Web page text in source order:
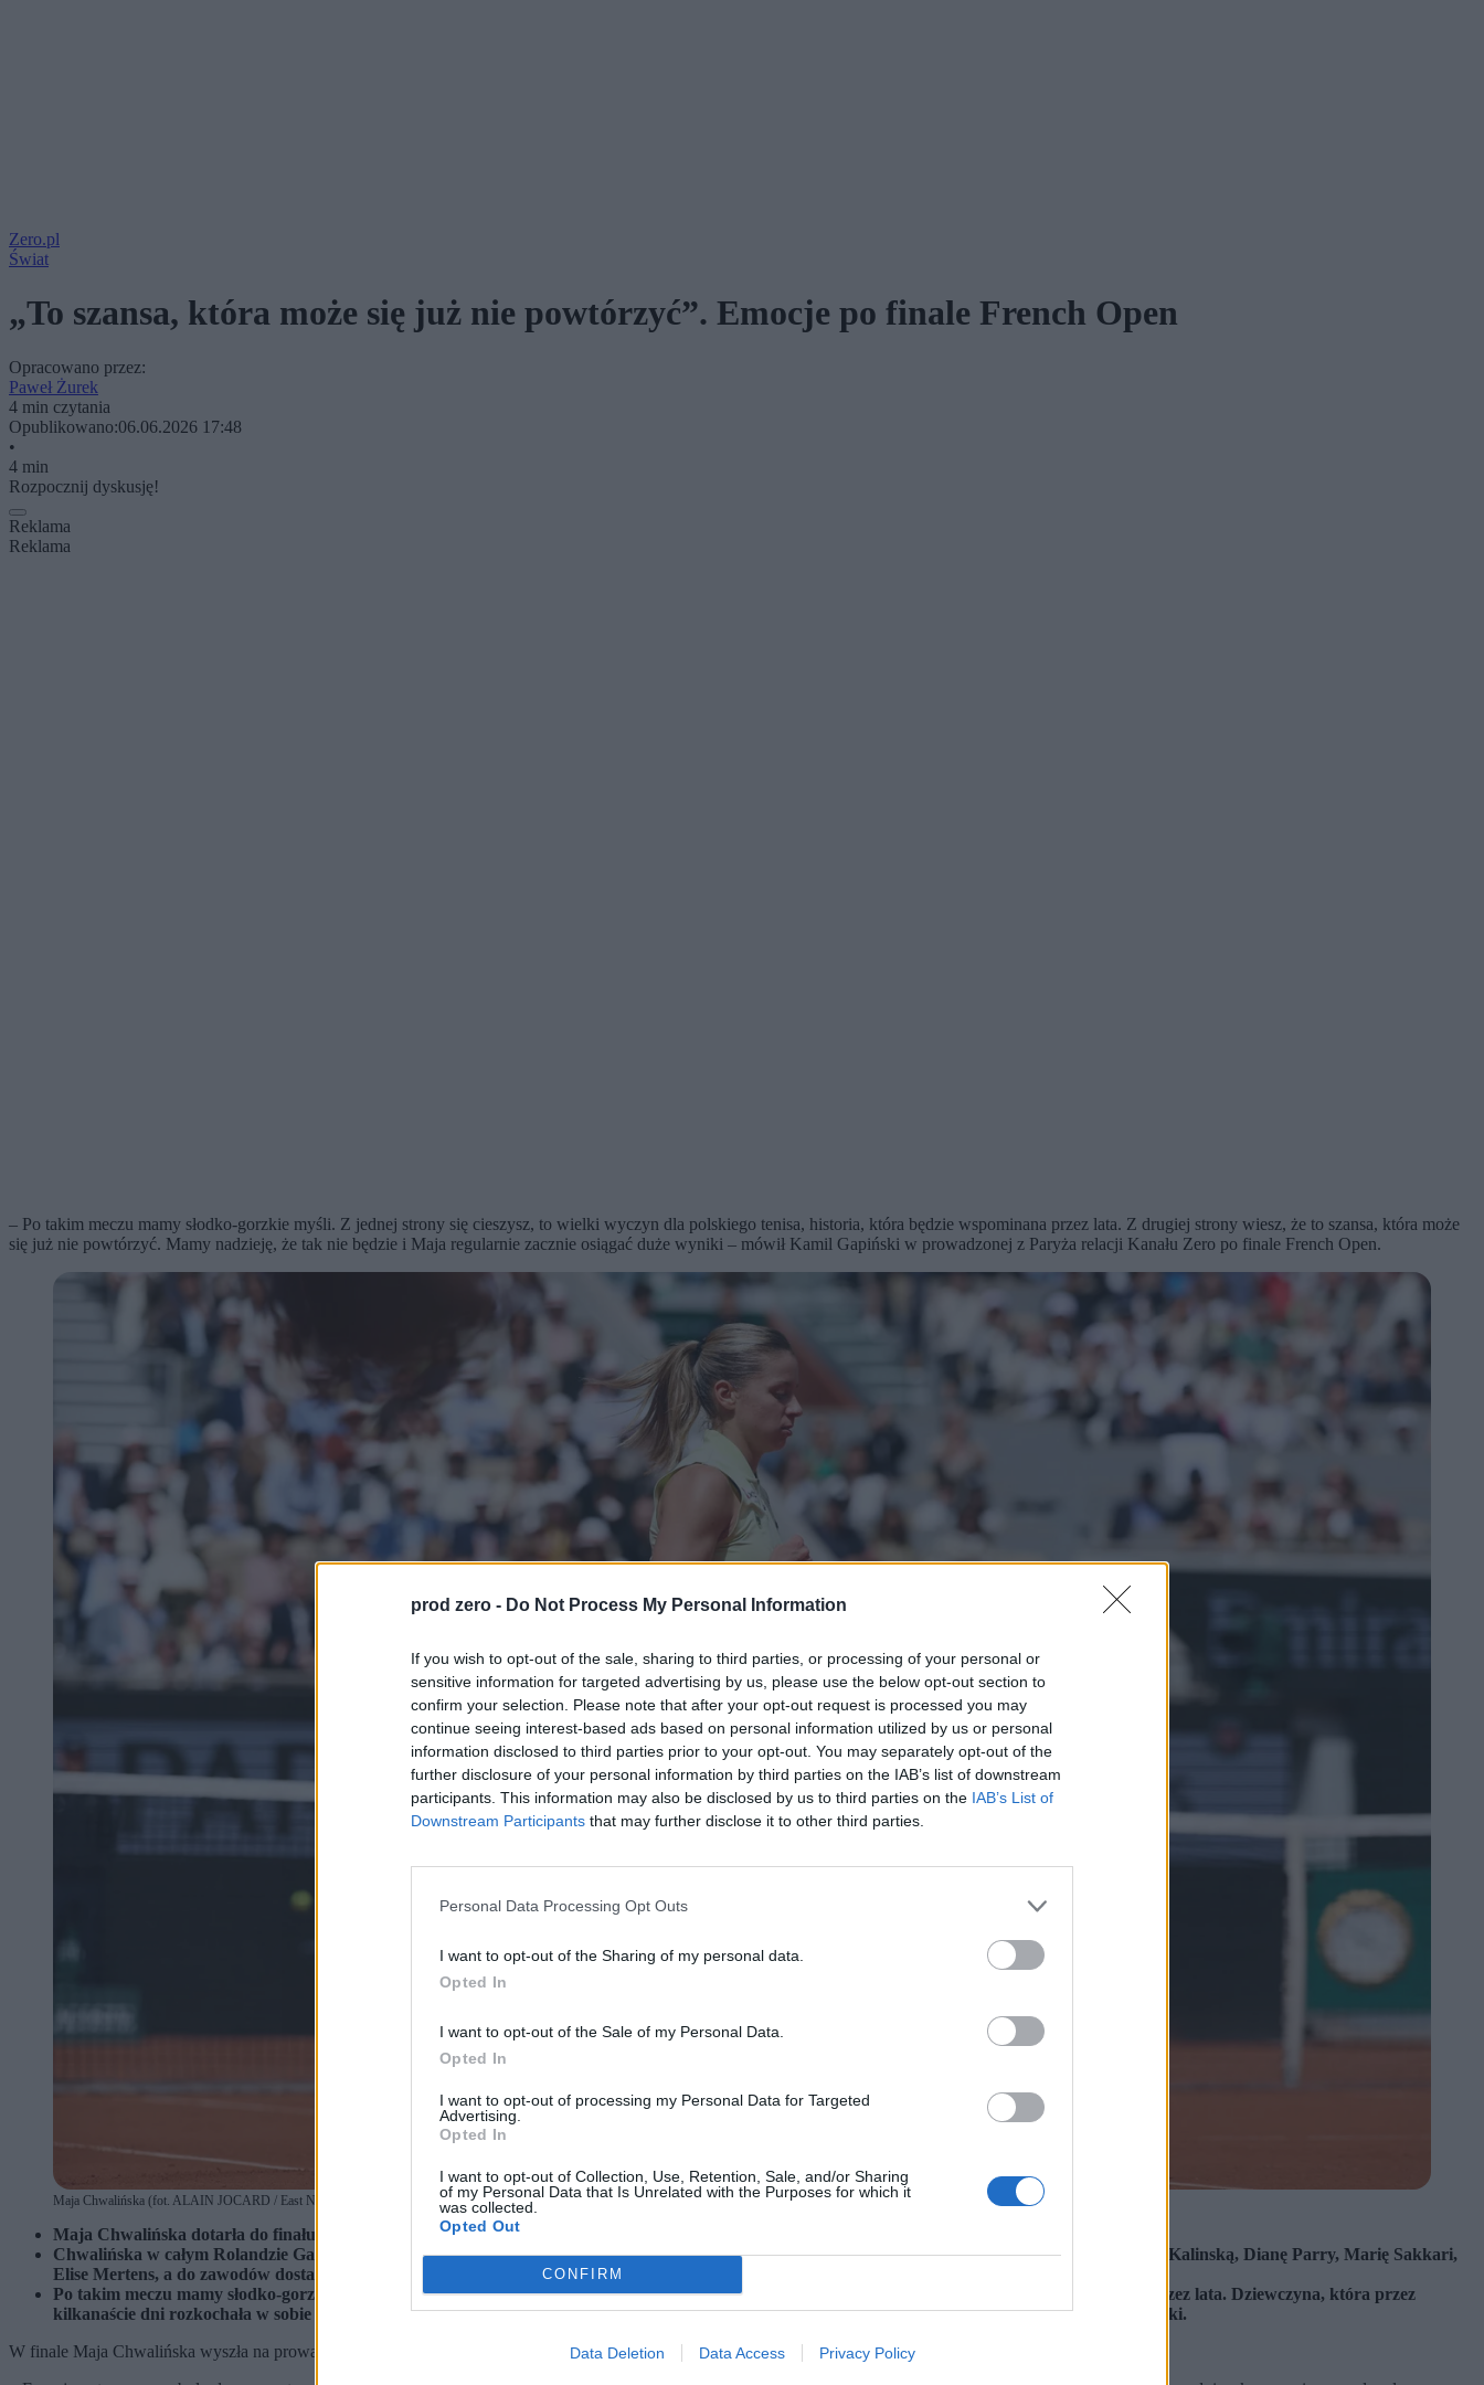
prod zero - Do Not Process My Personal Information
If you wish to opt-out of the sale, sharing to third parties, or processing of your personal or
sensitive information for targeted advertising by us, please use the below opt-out section to
confirm your selection. Please note that after your opt-out request is processed you may
continue seeing interest-based ads based on personal information utilized by us or personal
information disclosed to third parties prior to your opt-out. You may separately opt-out of the
further disclosure of your personal information by third parties on the IAB’s list of downstream
participants. This information may also be disclosed by us to third parties on the IAB’s List of
Downstream Participants that may further disclose it to other third parties.
Personal Data Processing Opt Outs
I want to opt-out of the Sharing of my personal data.
Opted In
I want to opt-out of the Sale of my Personal Data.
Opted In
I want to opt-out of processing my Personal Data for Targeted
Advertising.
Opted In
I want to opt-out of Collection, Use, Retention, Sale, and/or Sharing
of my Personal Data that Is Unrelated with the Purposes for which it
was collected.
Opted Out
CONFIRM
Data Deletion Data Access Privacy Policy
Zero.pl
Świat
„To szansa, która może się już nie powtórzyć”. Emocje po finale French Open
Opracowano przez:
Paweł Żurek
4 min czytania
Opublikowano:06.06.2026 17:48
•
4 min
Rozpocznij dyskusję!
Reklama
Reklama
– Po takim meczu mamy słodko-gorzkie myśli. Z jednej strony się cieszysz, to wielki wyczyn dla polskiego tenisa, historia, która będzie wspominana przez lata. Z drugiej strony wiesz, że to szansa, która może
się już nie powtórzyć. Mamy nadzieję, że tak nie będzie i Maja regularnie zacznie osiągać duże wyniki – mówił Kamil Gapiński w prowadzonej z Paryża relacji Kanału Zero po finale French Open.
Maja Chwalińska (fot. ALAIN JOCARD / East News)
Maja Chwalińska dotarła do finału French Open po raz pierwszy w karierze. Uległa w nim Rosjance Mirrze Andriejewej 6:3, 6:2.
Chwalińska w całym Rolandzie Garrosie rywalizowała z wyżej rozstawionymi zawodniczkami: pokonała w półfinale Dianę Sznajder, wcześniej Annę Kalinską, Dianę Parry, Marię Sakkari,
Elise Mertens, a do zawodów dostała się dzięki kwalifikacjom.
Po takim meczu mamy słodko-gorzkie myśli. Z jednej strony cieszymy się, to wielki wyczyn dla polskiego tenisa, historia, która będzie wspominana przez lata. Dziewczyna, która przez
kilkanaście dni rozkochała w sobie Polaków. Z drugiej strony wiesz, że to szansa, która może się nie powtórzyć – komentował po meczu Kamil Gapiński.
W finale Maja Chwalińska wyszła na prowadzenie w pierwszym secie (3:2), ale potem Rosjanka odrobiła straty i przy własnej przewadze obroniła zwycięstwo.